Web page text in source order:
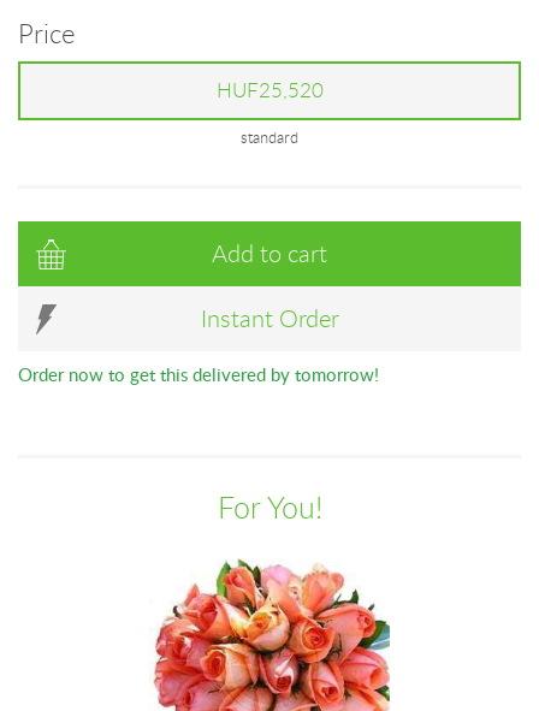
Price
HUF25,520
standard
Add to cart
Instant Order
Order now to get this delivered by tomorrow!
For You!